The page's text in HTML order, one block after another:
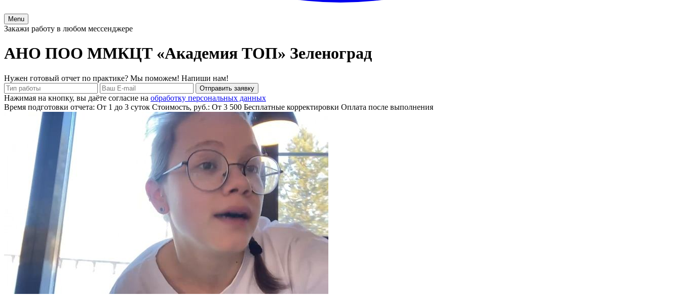
Menu
Закажи работу в любом мессенджере
АНО ПОО ММКЦТ «Академия ТОП» Зеленоград
Нужен готовый отчет по практике? Мы поможем! Напиши нам!
Отправить заявку
Нажимая на кнопку, вы даёте согласие на обработку персональных данных
Время подготовки отчета: От 1 до 3 суток Стоимость, руб.: От 3 500 Бесплатные корректировки Оплата после выполнения